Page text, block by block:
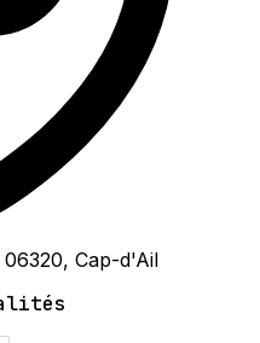
Cap-d'Ail